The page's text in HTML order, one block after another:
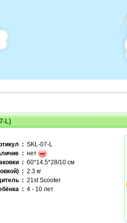
L)
: SKL-07-L
: нет
: 60*14,5*28/10 см
: 2.3 кг
: 21st Scooter
: 4 - 10 лет